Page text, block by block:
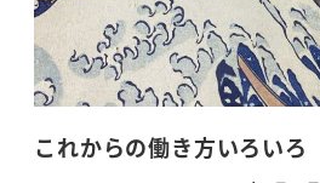
これからの働き方いろいろ